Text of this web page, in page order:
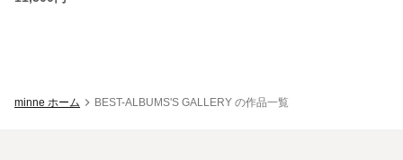
minne ホーム BEST-ALBUMS'S GALLERY の作品一覧